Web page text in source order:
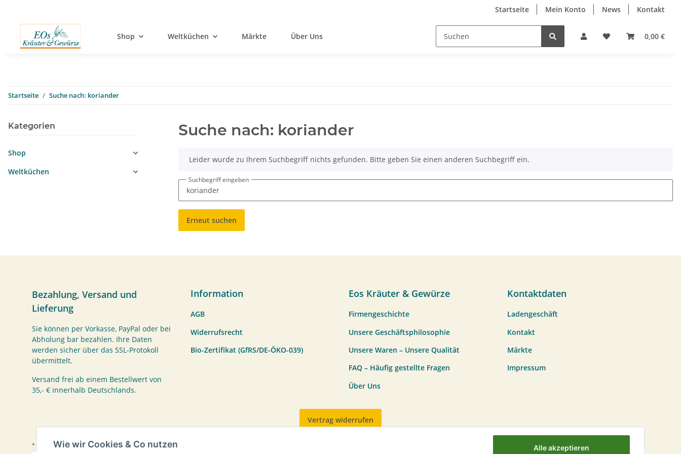
Startseite Mein Konto News Kontakt
0,00 €
Shop Weltküchen Märkte Über Uns
Startseite Suche nach: koriander
Suche nach: koriander
xLeider wurde zu Ihrem Suchbegriff nichts gefunden. Bitte geben Sie einen anderen Suchbegriff ein.
Suchbegriff eingeben
Erneut suchen
Kategorien
Shop
Weltküchen
Bezahlung, Versand und
Lieferung
Sie können per Vorkasse, PayPal oder bei
Abholung bar bezahlen. Ihre Daten
werden sicher über das SSL-Protokoll
übermittelt.
Versand frei ab einem Bestellwert von
35,- € innerhalb Deutschlands.
Information
AGB
Widerrufsrecht
Bio-Zertifikat (GfRS/DE-ÖKO-039)
Eos Kräuter & Gewürze
Firmengeschichte
Unsere Geschäftsphilosophie
Unsere Waren – Unsere Qualität
FAQ – Häufig gestellte Fragen
Über Uns
Kontaktdaten
Ladengeschäft
Kontakt
Märkte
Impressum
Vertrag widerrufen
* Alle Preise inkl. gesetzlicher USt., zzgl.Versand
Wie wir Cookies & Co nutzen Alle akzeptieren